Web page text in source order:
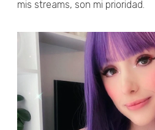
mis streams, son mi prioridad.